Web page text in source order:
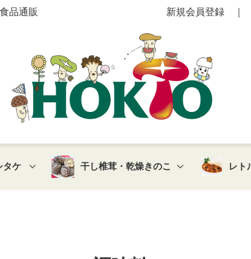
品通販 新規会員登録
タケ 干し椎茸・乾燥きのこ レト